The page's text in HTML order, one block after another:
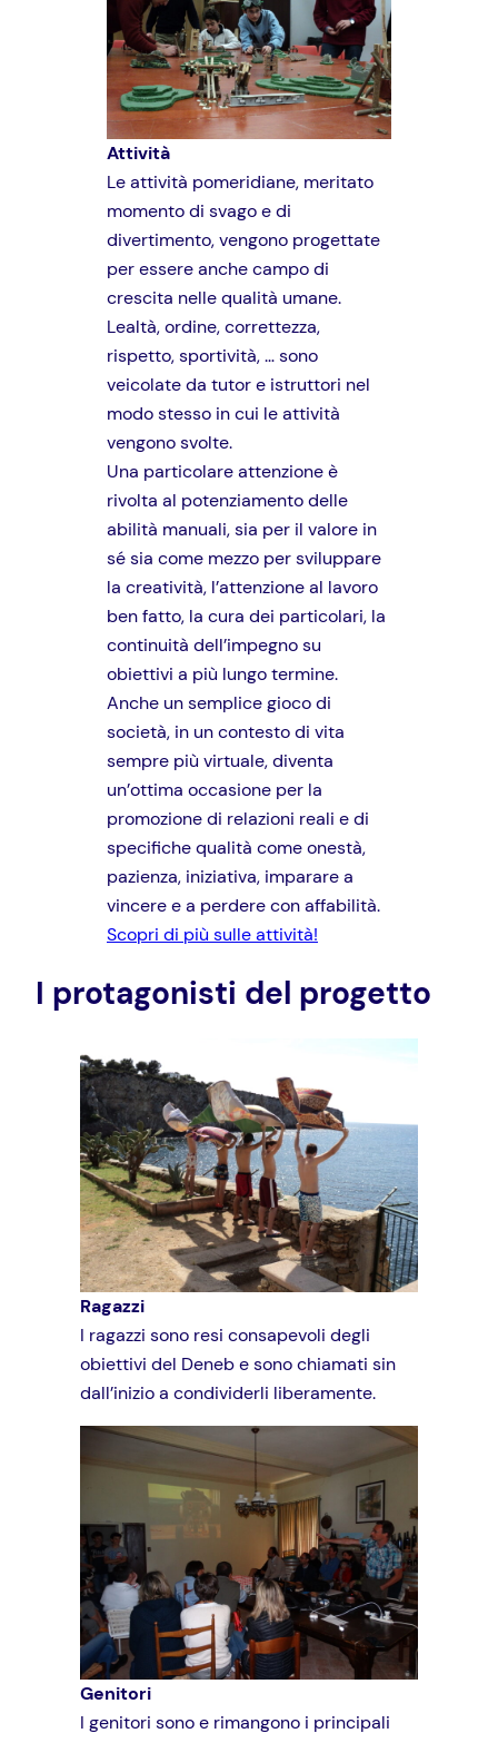
Attività
Le attività pomeridiane, meritato
momento di svago e di
divertimento, vengono progettate
per essere anche campo di
crescita nelle qualità umane.
Lealtà, ordine, correttezza,
rispetto, sportività, … sono
veicolate da tutor e istruttori nel
modo stesso in cui le attività
vengono svolte.
Una particolare attenzione è
rivolta al potenziamento delle
abilità manuali, sia per il valore in
sé sia come mezzo per sviluppare
la creatività, l’attenzione al lavoro
ben fatto, la cura dei particolari, la
continuità dell’impegno su
obiettivi a più lungo termine.
Anche un semplice gioco di
società, in un contesto di vita
sempre più virtuale, diventa
un’ottima occasione per la
promozione di relazioni reali e di
specifiche qualità come onestà,
pazienza, iniziativa, imparare a
vincere e a perdere con affabilità.
Scopri di più sulle attività!
I protagonisti del progetto
Ragazzi
I ragazzi sono resi consapevoli degli
obiettivi del Deneb e sono chiamati sin
dall’inizio a condividerli liberamente.
Genitori
I genitori sono e rimangono i principali